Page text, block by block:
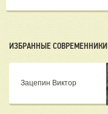
ИЗБРАННЫЕ СОВРЕМЕННИКИ
Зацепин Виктор